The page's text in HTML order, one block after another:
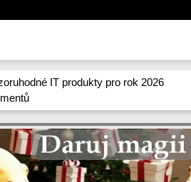
IT produkty pro rok 2026